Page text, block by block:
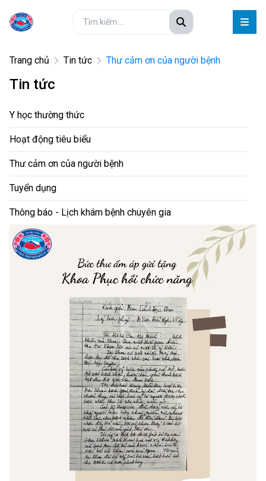
Trang chủ Tin tức Thư cảm ơn của người bệnh
Tin tức
Y học thường thức
Hoạt động tiêu biểu
Thư cảm ơn của người bệnh
Tuyển dụng
Thông báo - Lịch khám bệnh chuyên gia